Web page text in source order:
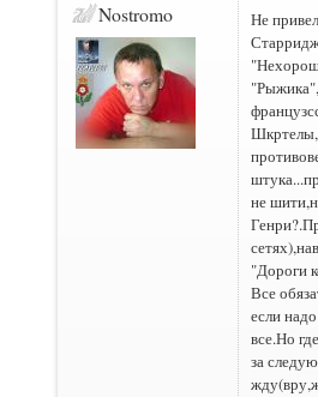
Nostromo
Не
не
"Дороги
Все
если
все.Но
за